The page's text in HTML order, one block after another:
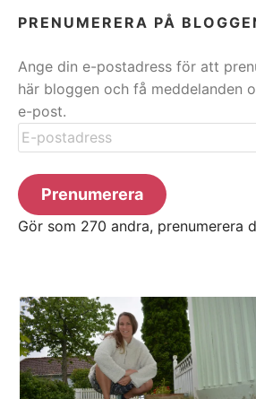
PRENUMERERA PÅ
Ange din e-postadress för att
här bloggen och få meddelanden
e-post.
E-
postadress
Prenumerera
Gör som 270 andra, prenumerera